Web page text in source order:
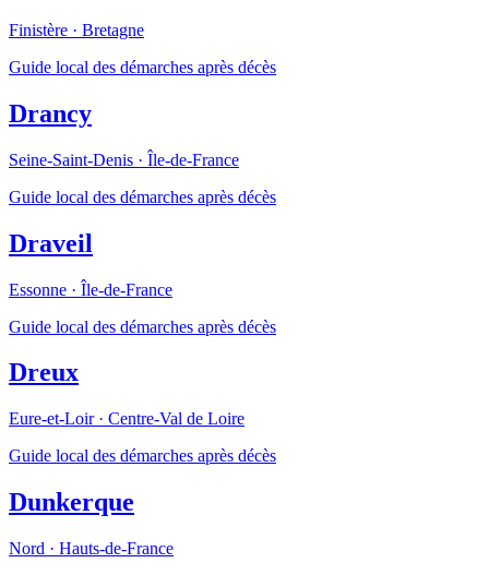
Finistère · Bretagne
Guide local des démarches après décès
Drancy
Seine-Saint-Denis · Île-de-France
Guide local des démarches après décès
Draveil
Essonne · Île-de-France
Guide local des démarches après décès
Dreux
Eure-et-Loir· Centre-Val de Loire
Guide local des démarches après décès
Dunkerque
Nord · Hauts-de-France